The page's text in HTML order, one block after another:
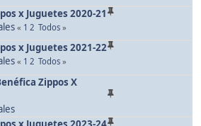
x Juguetes 2020-21
« 1 2 Todos »
x Juguetes 2021-22
« 1 2 Todos »
Zippos X